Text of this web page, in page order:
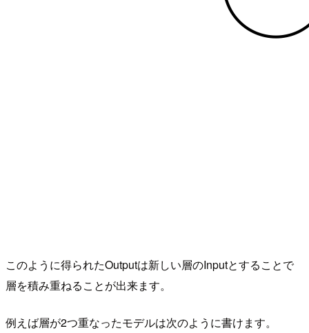
このように得られたOutputは新しい層のInputとすることで
層を積み重ねることが出来ます。
例えば層が2つ重なったモデルは次のように書けます。